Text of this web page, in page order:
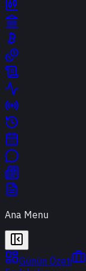
Ana Menu
Günün Özeti